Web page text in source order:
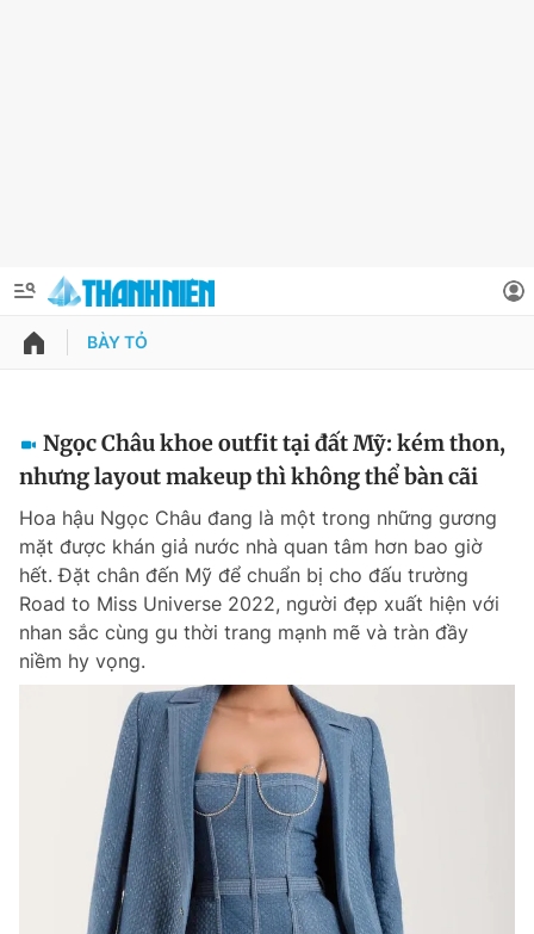
QUẢNG CÁO
Chuyên mục khác
Chào ngày mới Tin 24h
Tin thị trường Tin 360
Magazine
Sản phẩm khác
Tiện ích Bạn cần biết
Thông tin tài khoản
Đổi mật khẩu
Tin đã lưu
Tin đã xem
Đăng xuất
BÀY TỎ
Ngọc Châu khoe outfit tại đất Mỹ: kém thon,
nhưng layout makeup thì không thể bàn cãi
Hoa hậu Ngọc Châu đang là một trong những gương
mặt được khán giả nước nhà quan tâm hơn bao giờ
hết. Đặt chân đến Mỹ để chuẩn bị cho đấu trường
Road to Miss Universe 2022, người đẹp xuất hiện với
nhan sắc cùng gu thời trang mạnh mẽ và tràn đầy
niềm hy vọng.